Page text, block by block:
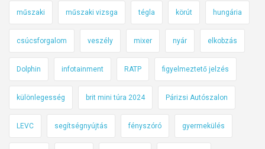
műszaki műszaki vizsga tégla körút hungária
csúcsforgalom veszély mixer nyár elkobzás
Dolphin infotainment RATP figyelmeztető jelzés
különlegesség brit mini túra 2024 Párizsi Autószalon
LEVC segítségnyújtás fényszóró gyermekülés